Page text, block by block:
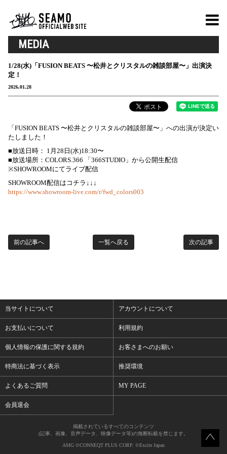
MEDIA
1/28(水)「FUSION BEATS 〜松井とクリスタルの雑談部屋〜」出演決
定！
2026.01.28
「FUSION BEATS 〜松井とクリスタルの雑談部屋〜」への出演が決定い
たしました！
■放送日時： 1月28日(水)18:30〜
■放送場所：COLORS.366 「366STUDIO」から公開生配信
※SHOWROOMにてライブ配信
SHOWROOM配信はコチラ↓↓↓
https://www.showroom-live.com/r/fwd_colors003
次の記事
一覧へ戻る
前の記事へ
当サイトについて アカウントについて
お支払いについて 利用規約
個人情報の保護に関する規約 お客さまへのお願い
特商法に基づく表示 推奨環境
よくあるご質問 MY PAGE
会員退会
掲載されているすべてのコンテンツ
(記事、画像、音声データ、映像データ等)の無断転載を禁じます。
AMG ©CONNEQT PLUS CORP. ©Excite Japan